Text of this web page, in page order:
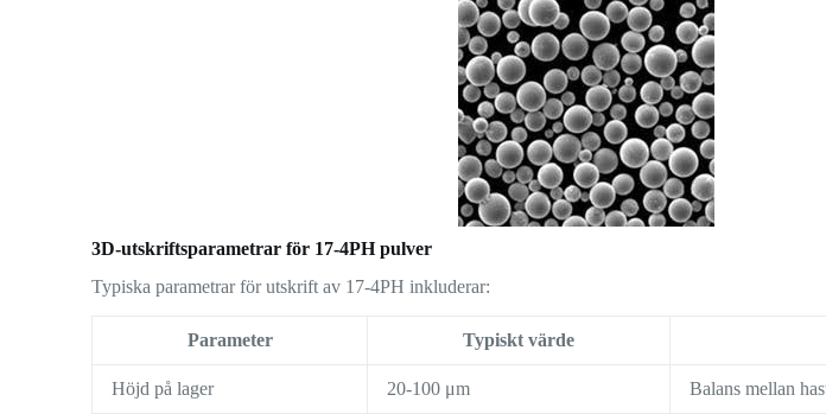
3D-utskriftsparametrar för 17-4PH pulver
Typiska parametrar för utskrift av 17-4PH inkluderar:
Parameter Typiskt värde
Höjd på lager 20-100 μm Balans mellan